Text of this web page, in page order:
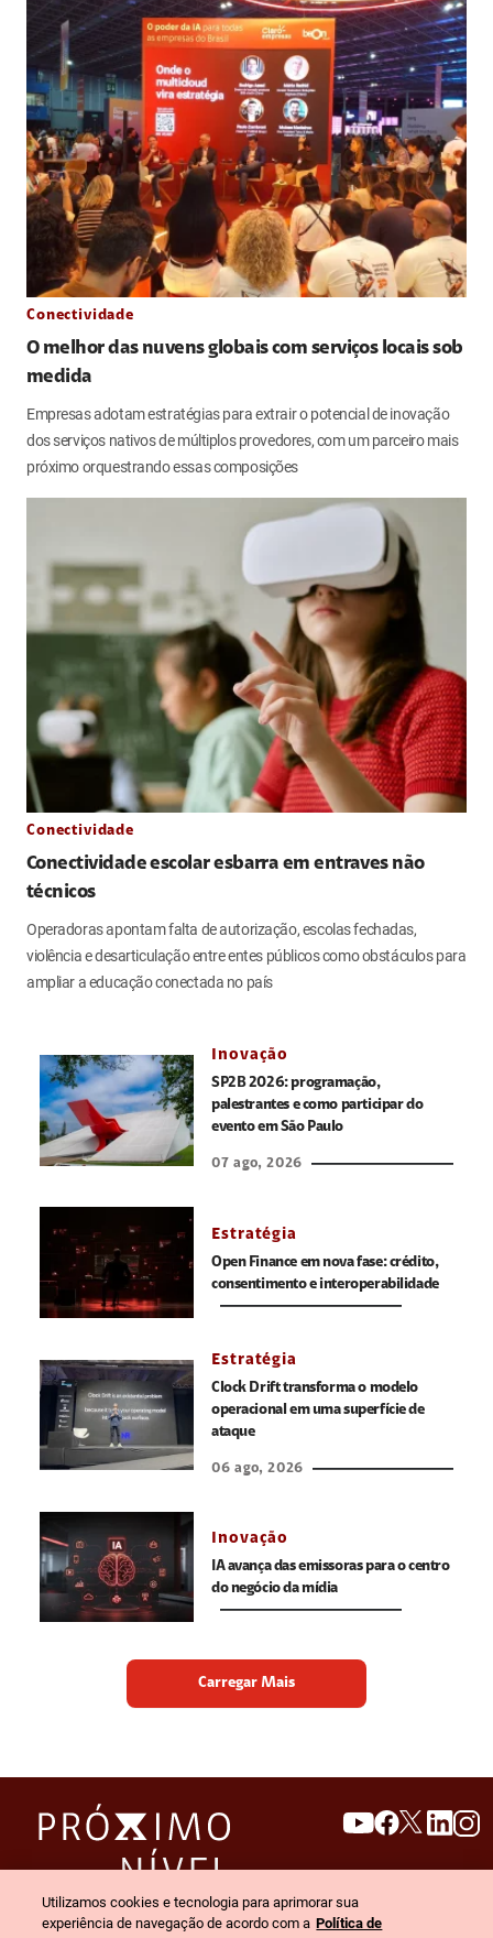
Conectividade
O melhor das nuvens globais com serviços locais sob
medida
Empresas adotam estratégias para extrair o potencial de inovação
dos serviços nativos de múltiplos provedores, com um parceiro mais
próximo orquestrando essas composições
Conectividade
Conectividade escolar esbarra em entraves não
técnicos
Operadoras apontam falta de autorização, escolas fechadas,
violência e desarticulação entre entes públicos como obstáculos para
ampliar a educação conectada no país
Inovação
SP2B 2026: programação,
palestrantes e como participar do
evento em São Paulo
07 ago, 2026
Estratégia
Open Finance em nova fase: crédito,
consentimento e interoperabilidade
Estratégia
Clock Drift transforma o modelo
operacional em uma superfície de
ataque
06 ago, 2026
Inovação
IA avança das emissoras para o centro
do negócio da mídia
Carregar Mais
search
Utilizamos cookies e tecnologia para aprimorar sua
experiência de navegação de acordo com a Política de